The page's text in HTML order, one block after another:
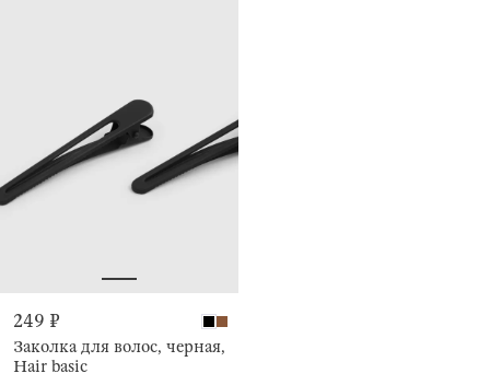
249 ₽
Заколка для волос, черная,
Hair basic